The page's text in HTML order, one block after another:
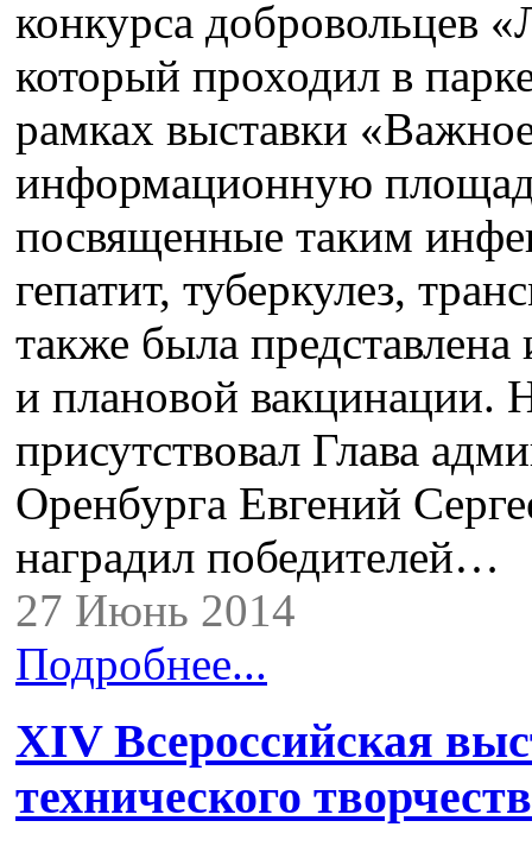
конкурса добровольцев
который проходил в
рамках выставки
информационную
посвященные таким
гепатит, туберкулез,
также была
и плановой вакцинации.
присутствовал Глава
Оренбурга Евгений
наградил победителей…
27 Июнь 2014
Подробнее...
XIV Всероссийская
технического